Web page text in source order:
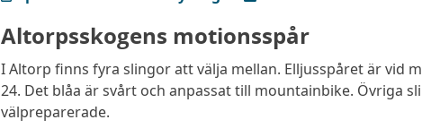
Altorpsskogens motionsspår
I Altorp finns fyra slingor att välja mellan. Elljusspåret är vid
24. Det blåa är svårt och anpassat till mountainbike. Övriga
välpreparerade.